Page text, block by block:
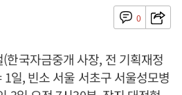
0
국자금중개 사장, 전 기획재정
일, 빈소 서울 서초구 서울성모병